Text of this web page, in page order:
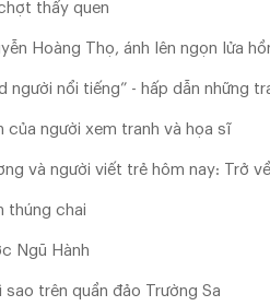
thấy quen
Hoàng Thọ, ánh lên ngọn lửa
người nổi tiếng” - hấp dẫn những
của người xem tranh và họa sĩ
và người viết trẻ hôm nay: Trở
thúng chai
Ngũ Hành
sao trên quần đảo Trường Sa